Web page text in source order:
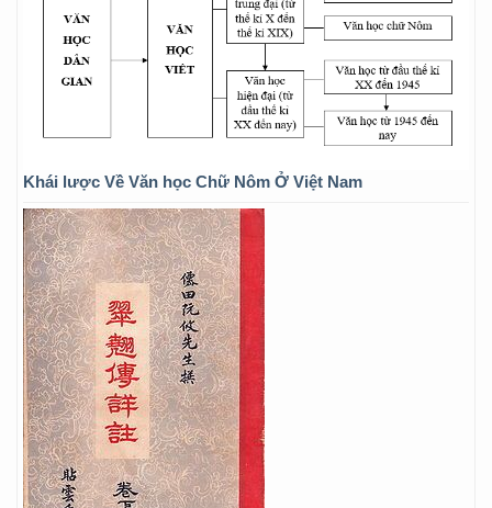
Khái lược Về Văn học Chữ Nôm Ở Việt Nam